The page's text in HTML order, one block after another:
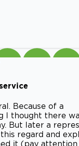
Because of a
I thought there
But later a
regard and
it (pay